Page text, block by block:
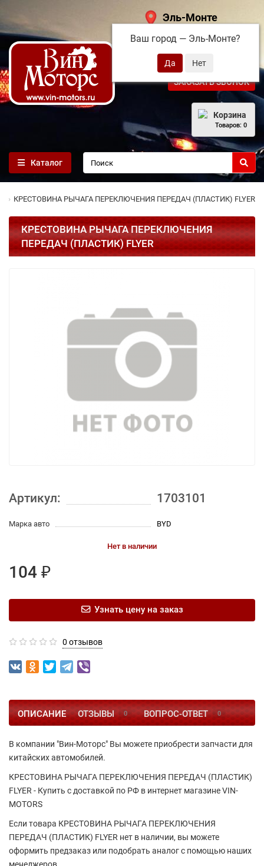
Эль-Монте
Ваш город — Эль-Монте?
+7 (495) 108-68-71
ЗАКАЗАТЬ ЗВОНОК
Корзина
Товаров: 0
Каталог
КРЕСТОВИНА РЫЧАГА ПЕРЕКЛЮЧЕНИЯ ПЕРЕДАЧ (ПЛАСТИК) FLYER
КРЕСТОВИНА РЫЧАГА ПЕРЕКЛЮЧЕНИЯ
ПЕРЕДАЧ (ПЛАСТИК) FLYER
Артикул: 1703101
Марка авто BYD
Нет в наличии
104 ₽
Узнать цену на заказ
0 отзывов
ОПИСАНИЕ ОТЗЫВЫ 0 ВОПРОС-ОТВЕТ 0
В компании "Вин-Моторс" Вы можете приобрести запчасти для
китайских автомобилей.
КРЕСТОВИНА РЫЧАГА ПЕРЕКЛЮЧЕНИЯ ПЕРЕДАЧ (ПЛАСТИК)
FLYER - Купить с доставкой по РФ в интернет магазине VIN-
MOTORS
Если товара КРЕСТОВИНА РЫЧАГА ПЕРЕКЛЮЧЕНИЯ
ПЕРЕДАЧ (ПЛАСТИК) FLYER нет в наличии, вы можете
оформить предзаказ или подобрать аналог с помощью наших
менеджеров.